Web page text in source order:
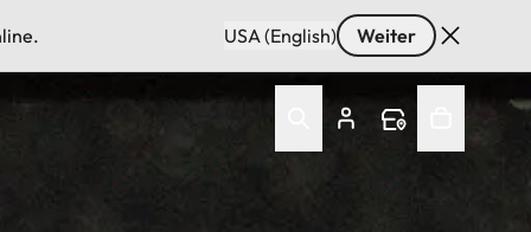
USA (English) Weiter